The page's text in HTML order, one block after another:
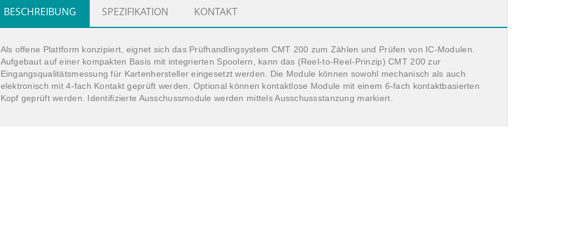
BESCHREIBUNG SPEZIFIKATION KONTAKT
Als offene Plattform konzipiert, eignet sich das Prüfhandlingsystem CMT 200 zum Zählen und Prüfen von IC-Modulen.
Aufgebaut auf einer kompakten Basis mit integrierten Spoolern, kann das (Reel-to-Reel-Prinzip) CMT 200 zur
Eingangsqualitätsmessung für Kartenhersteller eingesetzt werden. Die Module können sowohl mechanisch als auch
elektronisch mit 4-fach Kontakt geprüft werden. Optional können kontaktlose Module mit einem 6-fach kontaktbasierten
Kopf geprüft werden. Identifizierte Ausschussmodule werden mittels Ausschussstanzung markiert.